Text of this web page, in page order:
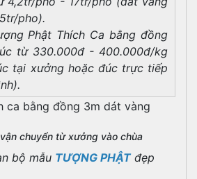
pho).
Phật Thích Ca bằng đồng
từ 330.000đ - 400.000đ/kg
tại xưởng hoặc đúc trực tiếp
chuyển từ xưởng vào chùa
bộ mẫu TƯỢNG PHẬTđẹp